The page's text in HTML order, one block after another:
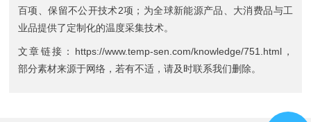
百项、保留不公开技术2项；为全球新能源产品、大消费品与工
业品提供了定制化的温度采集技术。
文章链接： https://www.temp-sen.com/knowledge/751.html，
部分素材来源于网络，若有不适，请及时联系我们删除。